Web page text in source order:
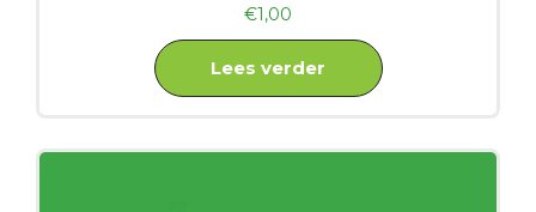
€1,00
Lees verder